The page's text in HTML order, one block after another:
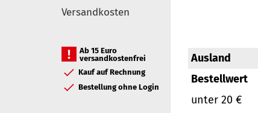
Versandkosten
Ab 15 Euro
versandkostenfrei
Kauf auf Rechnung
Bestellung ohne Login
Ausland
Bestellwert
unter 20 €